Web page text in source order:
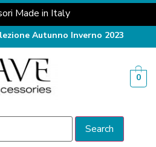
Made in Italy
Autunno Inverno 2023
0
Search